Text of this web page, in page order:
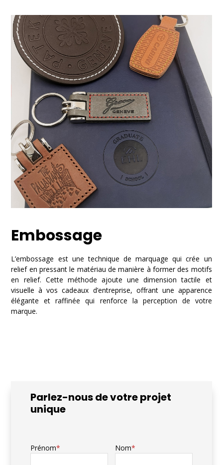
Embossage
L’embossage est une technique de marquage qui crée un
relief en pressant le matériau de manière à former des motifs
en relief. Cette méthode ajoute une dimension tactile et
visuelle à vos cadeaux d’entreprise, offrant une apparence
élégante et raffinée qui renforce la perception de votre
marque.
Parlez-nous de votre projet
unique
Prénom Nom